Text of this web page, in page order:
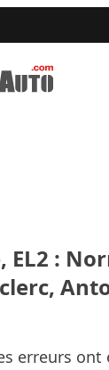
EL2 :
erreurs